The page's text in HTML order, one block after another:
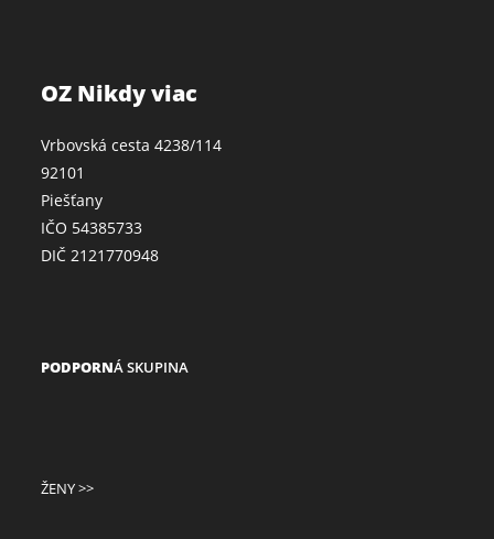
OZ Nikdy viac
Vrbovská cesta 4238/114
92101
Piešťany
IČO 54385733
DIČ 2121770948
PODPORNÁ SKUPINA
ŽENY >>